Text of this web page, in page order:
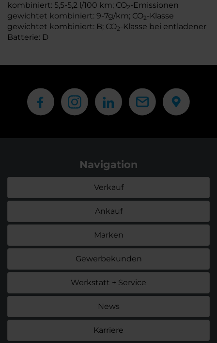
kombiniert: 5,5-5,2 l/100 km; CO2-Emissionen
gewichtet kombiniert: 9-7g/km; CO2-Klasse
gewichtet kombiniert: B; CO2-Klasse bei entladener
Batterie: D
Navigation
Verkauf
Ankauf
Marken
Gewerbekunden
Werkstatt + Service
News
Karriere